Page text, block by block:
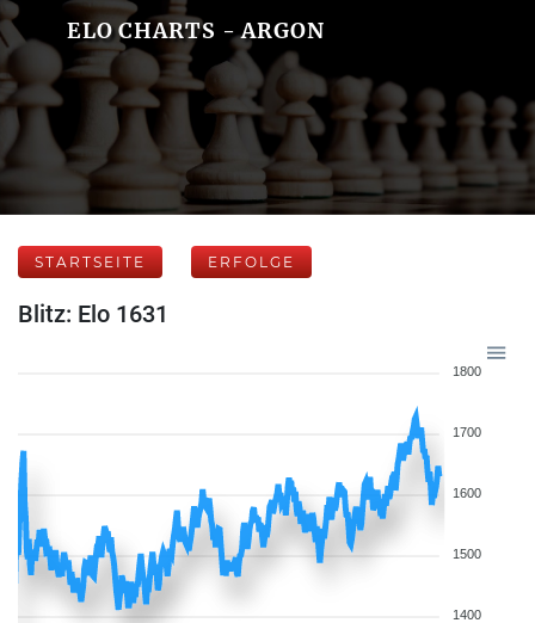
ELO CHARTS - ARGON
STARTSEITE ERFOLGE
Blitz: Elo 1631
1800
1700
1600
1500
1400